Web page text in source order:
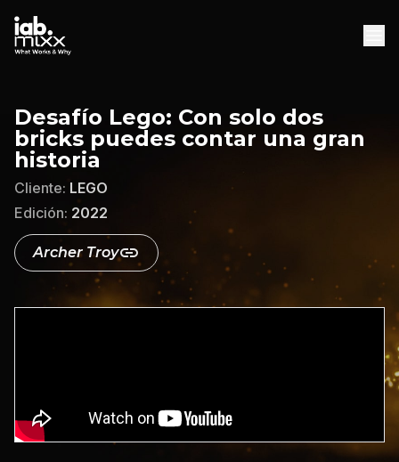
INICIO
AGENCIAS
DESCARGAS
DESCARGAR WHITEPAPER
Desafío Lego: Con solo dos
bricks puedes contar una gran
historia
Cliente: LEGO
Edición: 2022
Archer Troy